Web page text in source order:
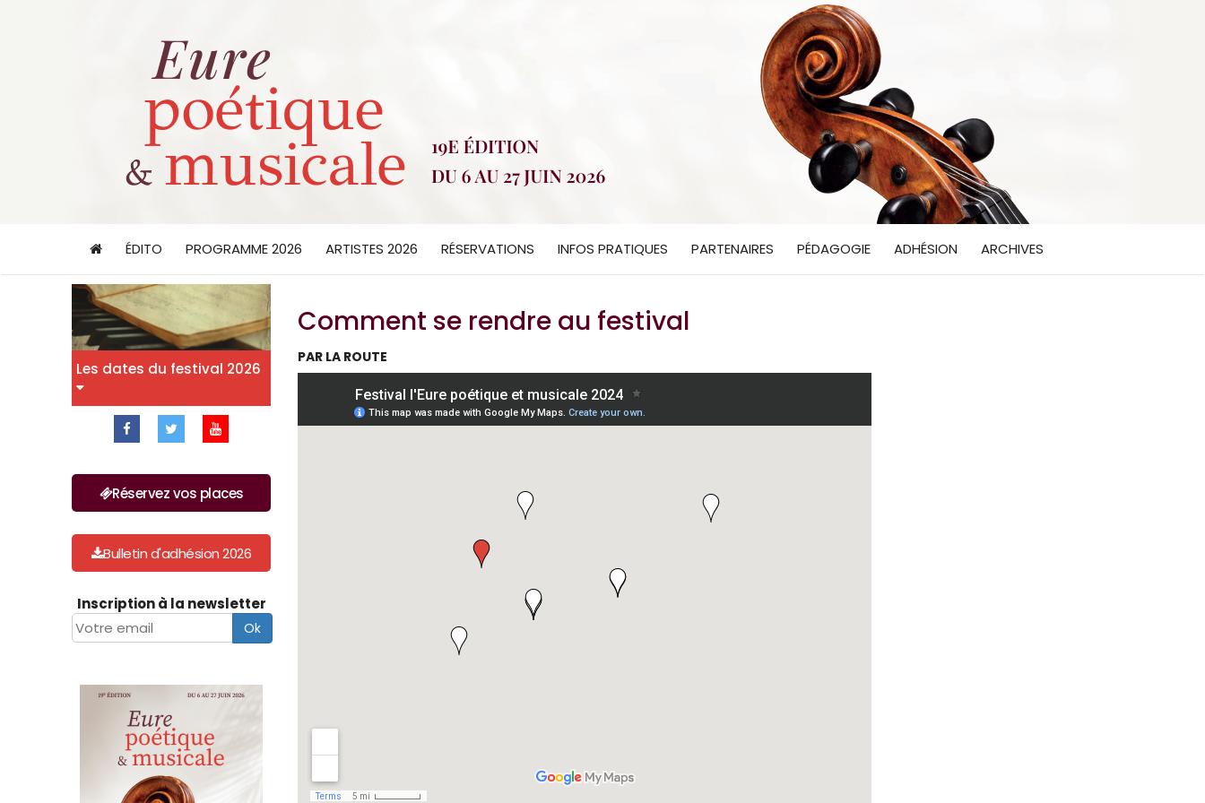
ÉDITO PROGRAMME 2026 ARTISTES 2026 RÉSERVATIONS INFOS PRATIQUES PARTENAIRES PÉDAGOGIE ADHÉSION ARCHIVES
Les dates du festival 2026
Réservez vos places
Bulletin d'adhésion 2026
Inscription à la newsletter
Comment se rendre au festival
PAR LA ROUTE